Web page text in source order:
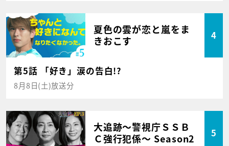
夏色の雲が恋と嵐をま
きおこす
4
第5話 「好き」涙の告白!?
8月8日(土)放送分
大追跡～警視庁ＳＳＢ
Ｃ強行犯係～ Season2
5